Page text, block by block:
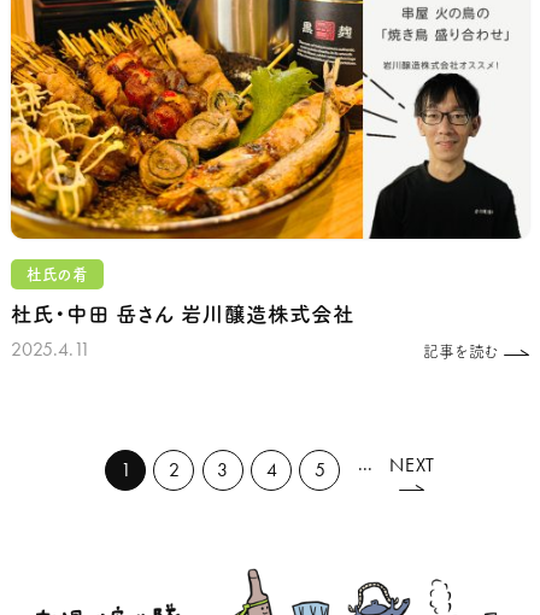
杜氏の肴
杜氏・中田 岳さん 岩川醸造株式会社
2025.4.11 記事を読む
1 2 3 4 5 ... NEXT